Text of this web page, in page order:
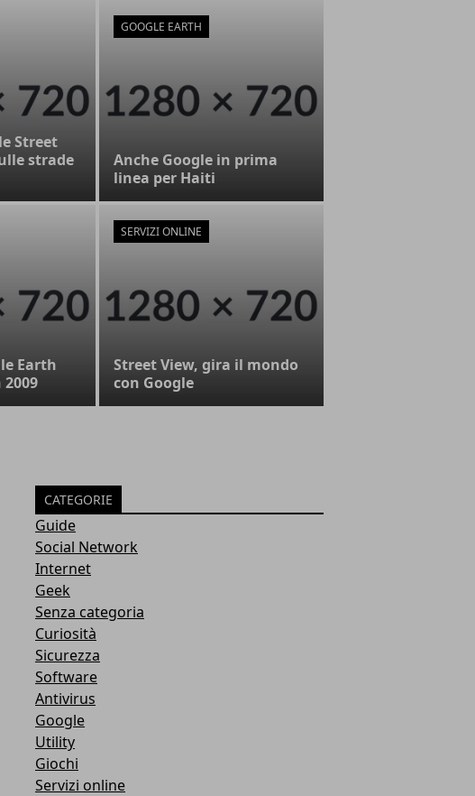
Street
strade
GOOGLE EARTH
Anche Google in prima
linea per Haiti
Earth
SERVIZI ONLINE
Street View, gira il mondo
con Google
CATEGORIE
Guide
Social Network
Internet
Geek
Senza categoria
Curiosità
Sicurezza
Software
Antivirus
Google
Utility
Giochi
Servizi online